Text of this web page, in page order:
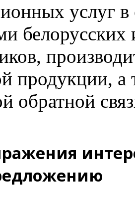
услуг в
продукции, а
обратной